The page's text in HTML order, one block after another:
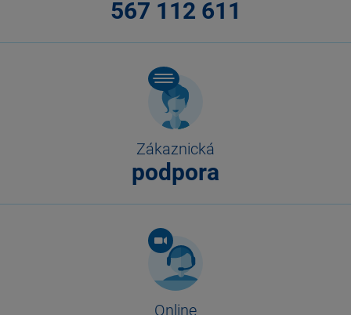
567 112 611
Zákaznická
podpora
Online